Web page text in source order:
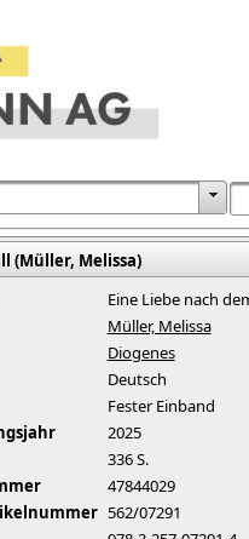
(Müller, Melissa)
Eine Liebe nach
Müller, Melissa
Diogenes
Deutsch
Fester Einband
2025
336 S.
47844029
562/07291